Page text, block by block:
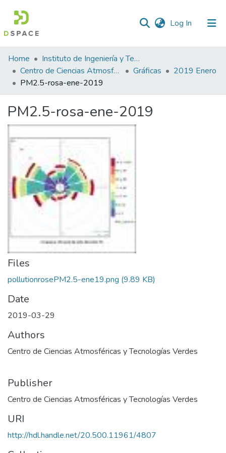
Log In (current)
Statistics
Home
Instituto de Ingeniería y Tecnología
Centro de Ciencias Atmosféricas y Tecnologías Verdes
Gráficas
2019 Enero
PM2.5-rosa-ene-2019
PM2.5-rosa-ene-2019
Files
pollutionrosePM2.5-ene19.png (9.89 KB)
Date
2019-03-29
Authors
Centro de Ciencias Atmosféricas y Tecnologías Verdes
Publisher
Centro de Ciencias Atmosféricas y Tecnologías Verdes
URI
http://hdl.handle.net/20.500.11961/4807